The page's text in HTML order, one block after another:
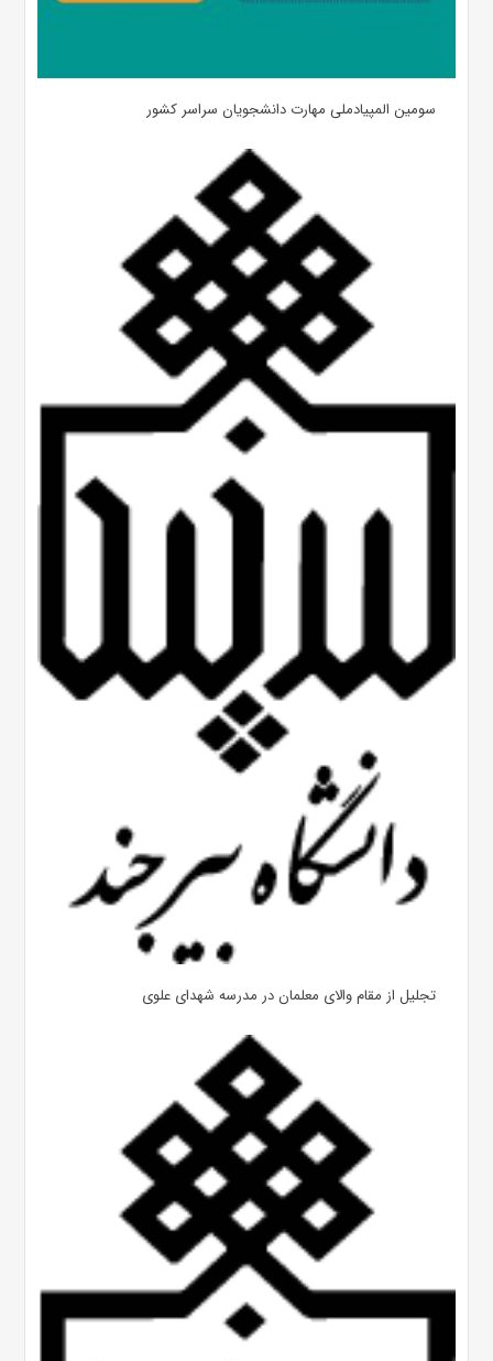
سومین المپیادملی مهارت دانشجویان سراسر کشور
تجلیل از مقام والای معلمان در مدرسه شهدای علوی